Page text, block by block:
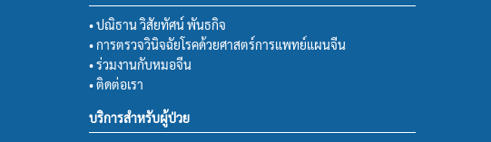
• ปณิธาน วิสัยทัศน์ พันธกิจ
• การตรวจวินิจฉัยโรคด้วยศาสตร์การแพทย์แผนจีน
• ร่วมงานกับหมอจีน
• ติดต่อเรา
บริการสำหรับผู้ป่วย